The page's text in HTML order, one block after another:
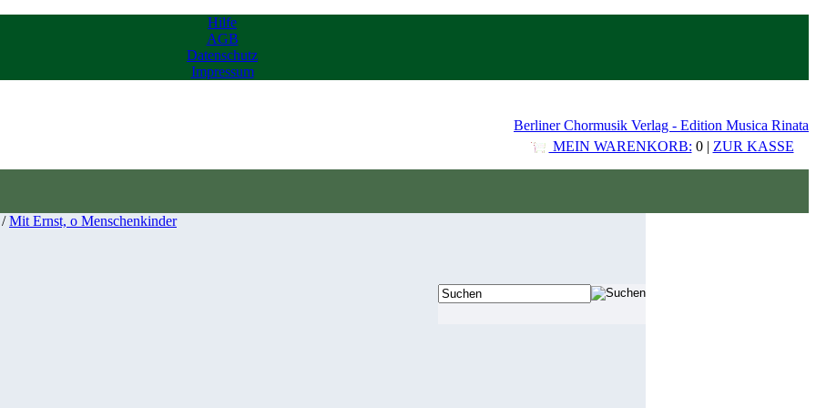
Hilfe
AGB
Datenschutz
Impressum
Berliner Chormusik Verlag - Edition Musica Rinata
MEIN WARENKORB: 0 | ZUR KASSE
/Mit Ernst, o Menschenkinder